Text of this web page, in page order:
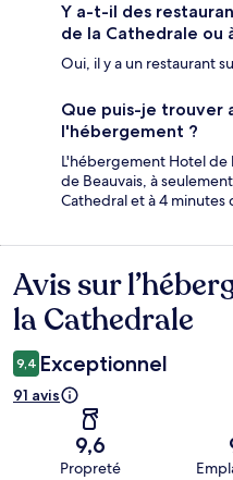
Y a-t-il des
de la Cathedrale ou
Oui, il y a un restaurant
Que puis-je trouver
l'hébergement ?
L'hébergement Hotel
de Beauvais, à
Cathedral et à 4 minutes
Avis
Avis sur
la Cathedrale
9,4 Exceptionnel
91 avis
9,6
Propreté